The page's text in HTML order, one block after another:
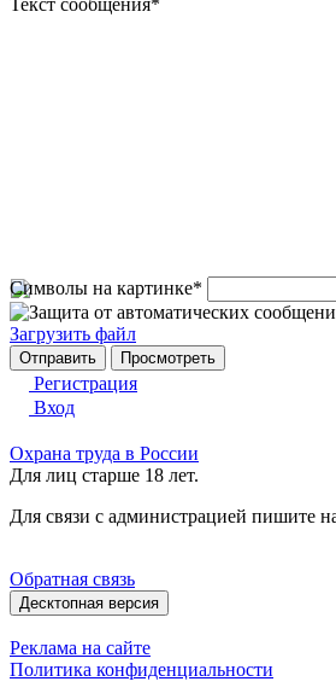
Текст сообщения*
Символы на картинке*
Загрузить файл
Регистрация
Вход
Охрана труда в России
Для лиц старше 18 лет.
Для связи с администрацией пишите
Обратная связь
Десктопная версия
Реклама на сайте
Политика конфиденциальности